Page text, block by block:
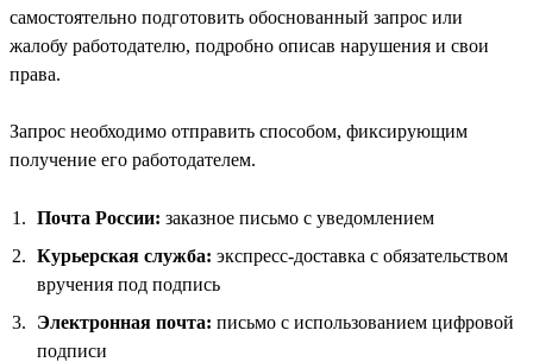
самостоятельно подготовить обоснованный запрос или
жалобу работодателю, подробно описав нарушения и свои
права.
Запрос необходимо отправить способом, фиксирующим
получение его работодателем.
Почта России: заказное письмо с уведомлением
Курьерская служба: экспресс-доставка с обязательством
вручения под подпись
Электронная почта: письмо с использованием цифровой
подписи